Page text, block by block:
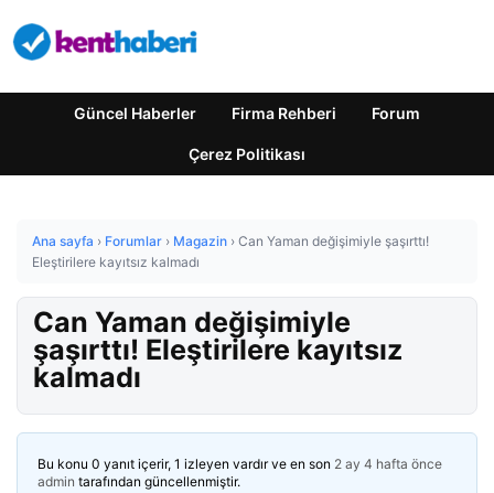
Güncel Haberler Firma Rehberi Forum
Çerez Politikası
Ana sayfa › Forumlar › Magazin › Can Yaman değişimiyle şaşırttı!
Eleştirilere kayıtsız kalmadı
Can Yaman değişimiyle
şaşırttı! Eleştirilere kayıtsız
kalmadı
Bu konu 0 yanıt içerir, 1 izleyen vardır ve en son 2 ay 4 hafta önce
admin tarafından güncellenmiştir.